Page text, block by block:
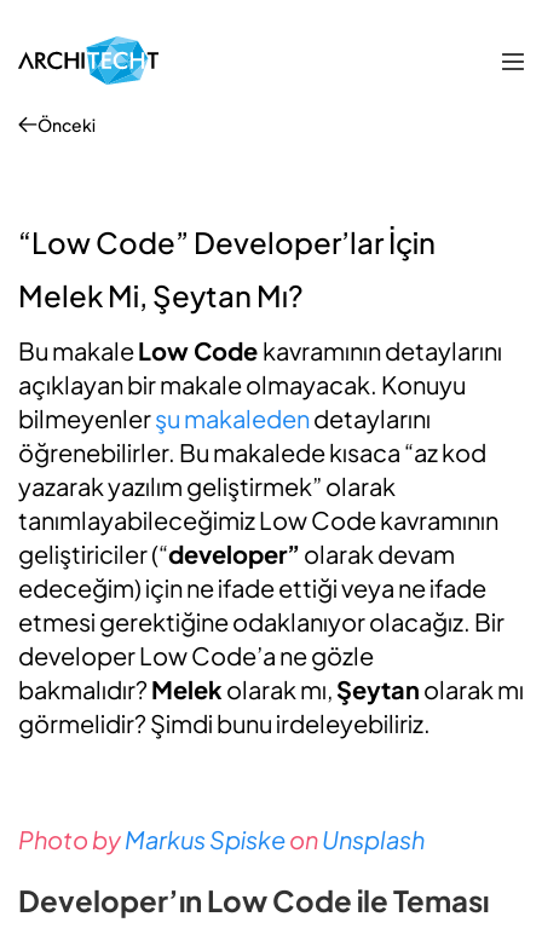
Önceki
“Low Code” Developer’lar İçin
Melek Mi, Şeytan Mı?
Bu makaleLow Code kavramının detaylarını
açıklayan bir makale olmayacak. Konuyu
bilmeyenlerşu makaledendetaylarını
öğrenebilirler. Bu makalede kısaca “az kod
yazarak yazılım geliştirmek” olarak
tanımlayabileceğimiz Low Code kavramının
geliştiriciler (“developer” olarak devam
edeceğim) için ne ifade ettiği veya ne ifade
etmesi gerektiğine odaklanıyor olacağız. Bir
developer Low Code’a ne gözle
bakmalıdır? Melek olarak mı, Şeytan olarak mı
görmelidir? Şimdi bunu irdeleyebiliriz.
Photo byMarkus SpiskeonUnsplash
Developer’ın Low Code ile Teması